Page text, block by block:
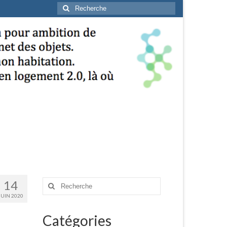
Rechercher
:
14
2020
Rechercher
Catégories